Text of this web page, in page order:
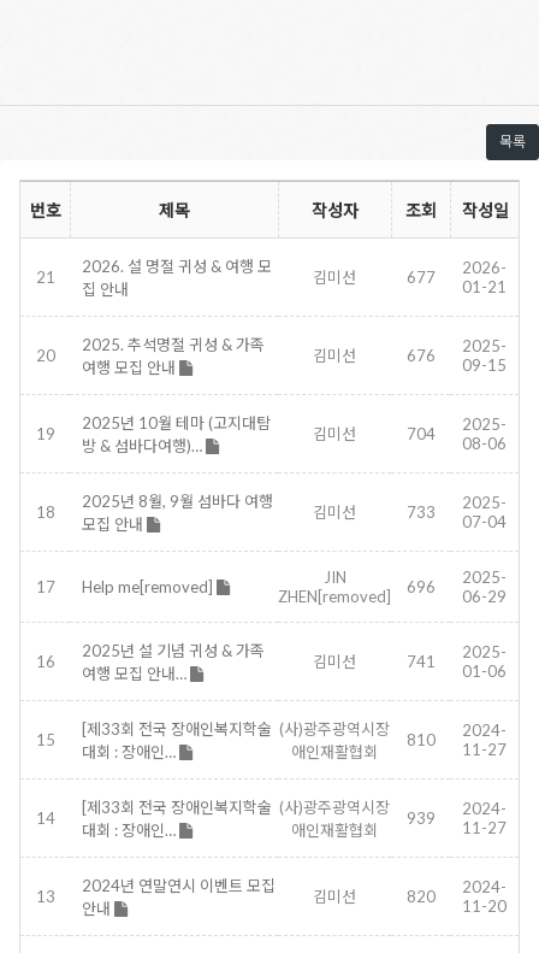
목록
번호 제목 작성자 조회 작성일
21
2026. 설 명절 귀성 & 여행 모
집 안내
김미선 677
2026-
01-21
20
2025. 추석명절 귀성 & 가족
여행 모집 안내
김미선 676
2025-
09-15
19
2025년 10월 테마 (고지대탐
방 & 섬바다여행)…
김미선 704
2025-
08-06
18
2025년 8월, 9월 섬바다 여행
모집 안내
김미선 733
2025-
07-04
17 Help me[removed]
JIN
ZHEN[removed]
696
2025-
06-29
16
2025년 설 기념 귀성 & 가족
여행 모집 안내…
김미선 741
2025-
01-06
15
[제33회 전국 장애인복지학술
대회 : 장애인…
(사)광주광역시장
애인재활협회
810
2024-
11-27
14
[제33회 전국 장애인복지학술
대회 : 장애인…
(사)광주광역시장
애인재활협회
939
2024-
11-27
13
2024년 연말연시 이벤트 모집
안내
김미선 820
2024-
11-20